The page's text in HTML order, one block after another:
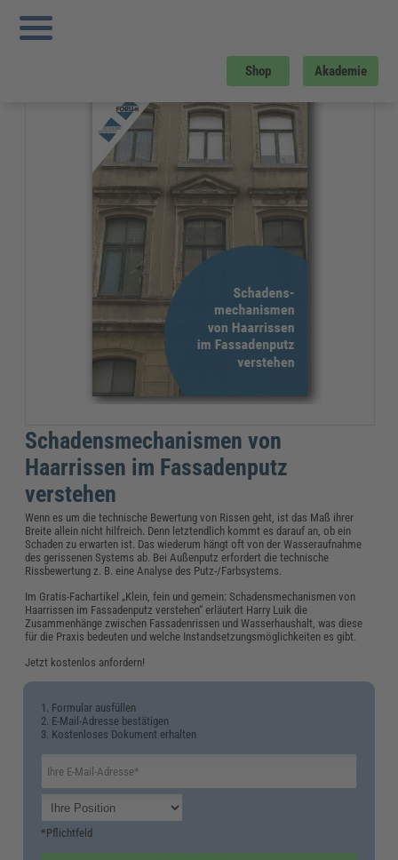
Shop Akademie
Sie sind hier:
Schadensmechanismen von Haarrissen im Fassadenputz verstehen
Schadensmechanismen von
Haarrissen im Fassadenputz
verstehen
Wenn es um die technische Bewertung von Rissen geht, ist das Maß ihrer
Breite allein nicht hilfreich. Denn letztendlich kommt es darauf an, ob ein
Schaden zu erwarten ist. Das wiederum hängt oft von der Wasseraufnahme
des gerissenen Systems ab. Bei Außenputz erfordert die technische
Rissbewertung z. B. eine Analyse des Putz-/Farbsystems.
Im Gratis-Fachartikel „Klein, fein und gemein: Schadensmechanismen von
Haarrissen im Fassadenputz verstehen“ erläutert Harry Luik die
Zusammenhänge zwischen Fassadenrissen und Wasserhaushalt, was diese
für die Praxis bedeuten und welche Instandsetzungsmöglichkeiten es gibt.
Jetzt kostenlos anfordern!
1. Formular ausfüllen
2. E-Mail-Adresse bestätigen
3. Kostenloses Dokument erhalten
*Pflichtfeld